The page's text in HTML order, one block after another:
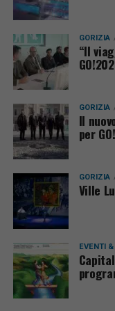
GORIZIA
“Il
GORIZIA
Il
per
GORIZIA
Ville
EVENTI